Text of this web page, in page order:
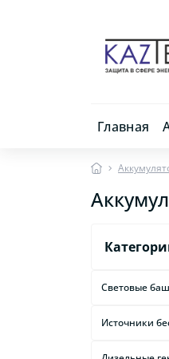
Главная
Световые
Источники